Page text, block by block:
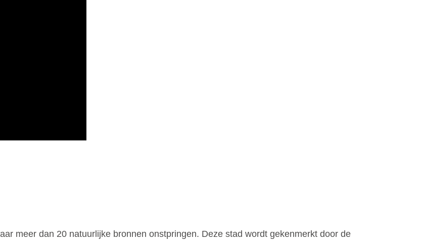
meer dan 20 natuurlijke bronnen onstpringen. Deze stad wordt gekenmerkt door de